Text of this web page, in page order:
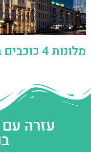
מלונות 4 כוכבים בורוצלב
עזרה